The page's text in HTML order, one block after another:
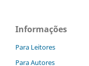
Informações
Para Leitores
Para Autores